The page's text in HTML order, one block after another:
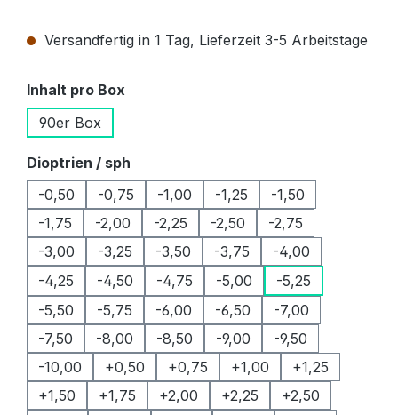
Versandfertig in 1 Tag, Lieferzeit 3-5 Arbeitstage
Inhalt pro Box
90er Box
Dioptrien / sph
-0,50
-0,75 -1,00 -1,25
-1,50
-1,75
-2,00 -2,25 -2,50
-2,75
-3,00
-3,25 -3,50 -3,75
-4,00
-4,25
-4,50 -4,75 -5,00
-5,25
-5,50
-5,75 -6,00 -6,50
-7,00
-7,50
-8,00 -8,50 -9,00
-9,50
-10,00
+0,50 +0,75 +1,00
+1,25
+1,50
+1,75 +2,00 +2,25
+2,50